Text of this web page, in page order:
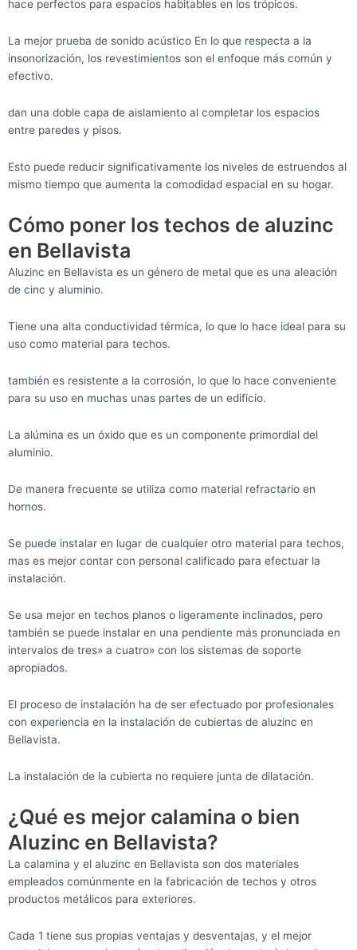
hace perfectos para espacios habitables en los trópicos.
La mejor prueba de sonido acústico En lo que respecta a la
insonorización, los revestimientos son el enfoque más común y
efectivo.
dan una doble capa de aislamiento al completar los espacios
entre paredes y pisos.
Esto puede reducir significativamente los niveles de estruendos al
mismo tiempo que aumenta la comodidad espacial en su hogar.
Cómo poner los techos de aluzinc
en Bellavista
Aluzinc en Bellavista es un género de metal que es una aleación
de cinc y aluminio.
Tiene una alta conductividad térmica, lo que lo hace ideal para su
uso como material para techos.
también es resistente a la corrosión, lo que lo hace conveniente
para su uso en muchas unas partes de un edificio.
La alúmina es un óxido que es un componente primordial del
aluminio.
De manera frecuente se utiliza como material refractario en
hornos.
Se puede instalar en lugar de cualquier otro material para techos,
mas es mejor contar con personal calificado para efectuar la
instalación.
Se usa mejor en techos planos o ligeramente inclinados, pero
también se puede instalar en una pendiente más pronunciada en
intervalos de tres» a cuatro» con los sistemas de soporte
apropiados.
El proceso de instalación ha de ser efectuado por profesionales
con experiencia en la instalación de cubiertas de aluzinc en
Bellavista.
La instalación de la cubierta no requiere junta de dilatación.
¿Qué es mejor calamina o bien
Aluzinc en Bellavista?
La calamina y el aluzinc en Bellavista son dos materiales
empleados comúnmente en la fabricación de techos y otros
productos metálicos para exteriores.
Cada 1 tiene sus propias ventajas y desventajas, y el mejor